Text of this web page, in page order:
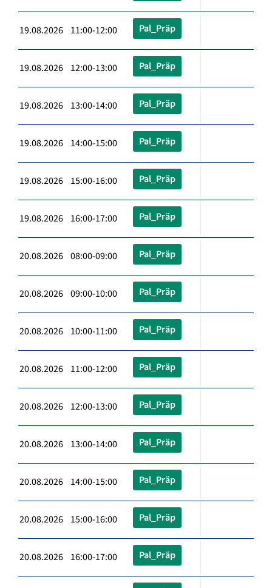
19.08.2026 11:00-12:00 Pal_Präp
19.08.2026 12:00-13:00 Pal_Präp
19.08.2026 13:00-14:00 Pal_Präp
19.08.2026 14:00-15:00 Pal_Präp
19.08.2026 15:00-16:00 Pal_Präp
19.08.2026 16:00-17:00 Pal_Präp
20.08.2026 08:00-09:00 Pal_Präp
20.08.2026 09:00-10:00 Pal_Präp
20.08.2026 10:00-11:00 Pal_Präp
20.08.2026 11:00-12:00 Pal_Präp
20.08.2026 12:00-13:00 Pal_Präp
20.08.2026 13:00-14:00 Pal_Präp
20.08.2026 14:00-15:00 Pal_Präp
20.08.2026 15:00-16:00 Pal_Präp
20.08.2026 16:00-17:00 Pal_Präp